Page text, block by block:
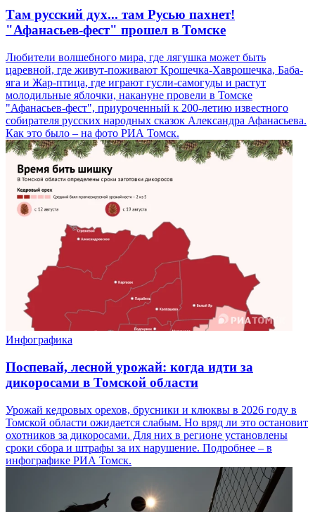
Там русский дух... там Русью пахнет!
"Афанасьев-фест" прошел в Томске
Любители волшебного мира, где лягушка может быть
царевной, где живут-поживают Крошечка-Хаврошечка, Баба-
яга и Жар-птица, где играют гусли-самогуды и растут
молодильные яблочки, накануне провели в Томске
"Афанасьев-фест", приуроченный к 200-летию известного
собирателя русских народных сказок Александра Афанасьева.
Как это было – на фото РИА Томск.
Инфографика
Поспевай, лесной урожай: когда идти за
дикоросами в Томской области
Урожай кедровых орехов, брусники и клюквы в 2026 году в
Томской области ожидается слабым. Но вряд ли это остановит
охотников за дикоросами. Для них в регионе установлены
сроки сбора и штрафы за их нарушение. Подробнее – в
инфографике РИА Томск.